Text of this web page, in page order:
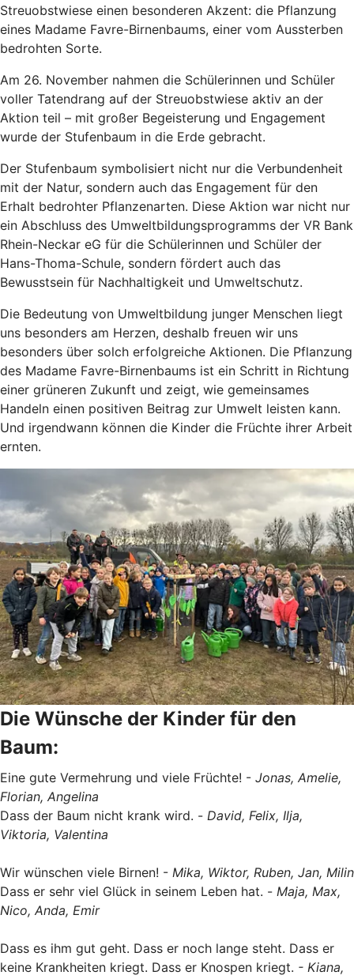
Streuobstwiese einen besonderen Akzent: die Pflanzung
eines Madame Favre-Birnenbaums, einer vom Aussterben
bedrohten Sorte.
Am 26. November nahmen die Schülerinnen und Schüler
voller Tatendrang auf der Streuobstwiese aktiv an der
Aktion teil – mit großer Begeisterung und Engagement
wurde der Stufenbaum in die Erde gebracht.
Der Stufenbaum symbolisiert nicht nur die Verbundenheit
mit der Natur, sondern auch das Engagement für den
Erhalt bedrohter Pflanzenarten. Diese Aktion war nicht nur
ein Abschluss des Umweltbildungsprogramms der VR Bank
Rhein-Neckar eG für die Schülerinnen und Schüler der
Hans-Thoma-Schule, sondern fördert auch das
Bewusstsein für Nachhaltigkeit und Umweltschutz.
Die Bedeutung von Umweltbildung junger Menschen liegt
uns besonders am Herzen, deshalb freuen wir uns
besonders über solch erfolgreiche Aktionen. Die Pflanzung
des Madame Favre-Birnenbaums ist ein Schritt in Richtung
einer grüneren Zukunft und zeigt, wie gemeinsames
Handeln einen positiven Beitrag zur Umwelt leisten kann.
Und irgendwann können die Kinder die Früchte ihrer Arbeit
ernten.
Die Wünsche der Kinder für den
Baum:
Eine gute Vermehrung und viele Früchte! - Jonas, Amelie,
Florian, Angelina
Dass der Baum nicht krank wird. - David, Felix, Ilja,
Viktoria, Valentina
Wir wünschen viele Birnen! - Mika, Wiktor, Ruben, Jan, Milin
Dass er sehr viel Glück in seinem Leben hat. - Maja, Max,
Nico, Anda, Emir
Dass es ihm gut geht. Dass er noch lange steht. Dass er
keine Krankheiten kriegt. Dass er Knospen kriegt. - Kiana,